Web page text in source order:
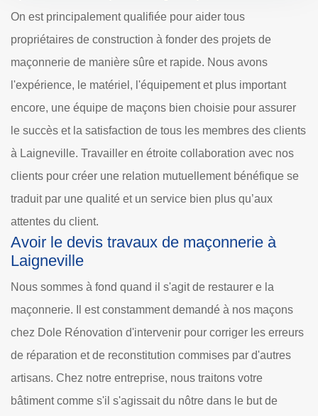
On est principalement qualifiée pour aider tous
propriétaires de construction à fonder des projets de
maçonnerie de manière sûre et rapide. Nous avons
l'expérience, le matériel, l'équipement et plus important
encore, une équipe de maçons bien choisie pour assurer
le succès et la satisfaction de tous les membres des clients
à Laigneville. Travailler en étroite collaboration avec nos
clients pour créer une relation mutuellement bénéfique se
traduit par une qualité et un service bien plus qu’aux
attentes du client.
Avoir le devis travaux de maçonnerie à
Laigneville
Nous sommes à fond quand il s'agit de restaurer e la
maçonnerie. Il est constamment demandé à nos maçons
chez Dole Rénovation d'intervenir pour corriger les erreurs
de réparation et de reconstitution commises par d'autres
artisans. Chez notre entreprise, nous traitons votre
bâtiment comme s'il s'agissait du nôtre dans le but de